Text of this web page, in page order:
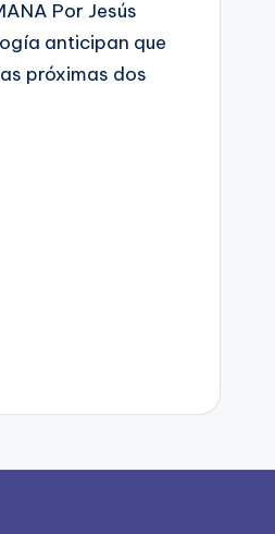
Por Jesús
anticipan que
próximas dos